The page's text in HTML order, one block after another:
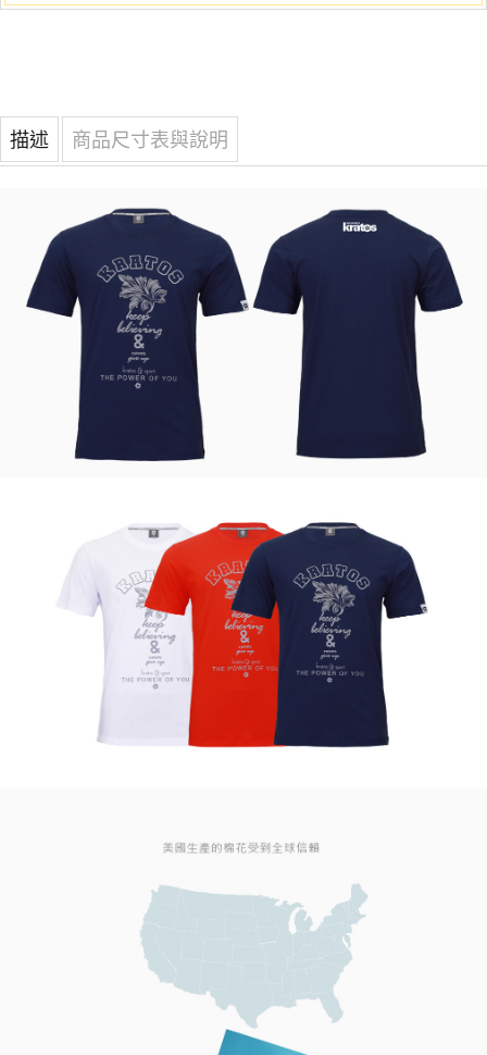
描述 商品尺寸表與說明